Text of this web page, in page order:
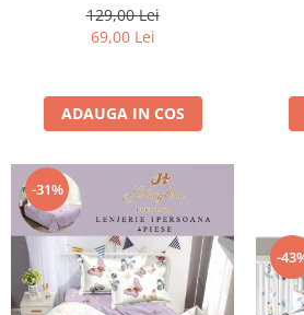
129,00 Lei
69,00 Lei
ADAUGA IN COS
-31%
-